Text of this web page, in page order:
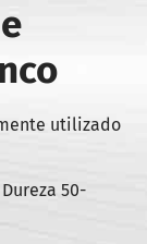
utilizado
50-